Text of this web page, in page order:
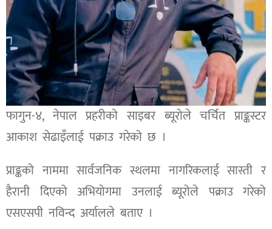
फागुन-४, नेपाल प्रहरीको साइबर ब्यूरोले चर्चित प्राङ्कस्टर
आकाश सेढाइँलाई पक्राउ गरेको छ ।
प्राङ्कको नाममा सार्वजनिक स्थलमा नागरिकलाई सास्ती र
हैरानी दिएको अभियोगमा उनलाई ब्यूरोले पक्राउ गरेको
एसएसपी नविन्द अर्यालले बताए ।